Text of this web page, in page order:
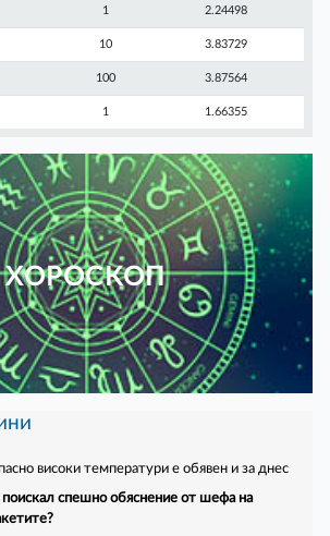
1 2.24498
10 3.83729
100 3.87564
1 1.66355
ХОРОСКОП
високи температури е обявен и за днес
спешно обяснение от шефа на